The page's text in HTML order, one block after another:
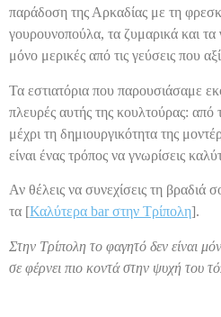
παράδοση της Αρκαδίας με τη
γουρουνοπούλα, τα ζυμαρικά και τα
μόνο μερικές από τις γεύσεις που
Τα εστιατόρια που παρουσιάσαμε
πλευρές αυτής της κουλτούρας: από
μέχρι τη δημιουργικότητα της
είναι ένας τρόπος να γνωρίσεις
Αν θέλεις να συνεχίσεις τη βραδιά
τα [Καλύτερα bar στην Τρίπολη].
Στην Τρίπολη το φαγητό δεν είναι
σε φέρνει πιο κοντά στην ψυχή του